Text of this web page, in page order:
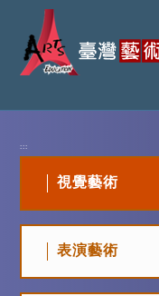
:::
視覺藝術
表演藝術